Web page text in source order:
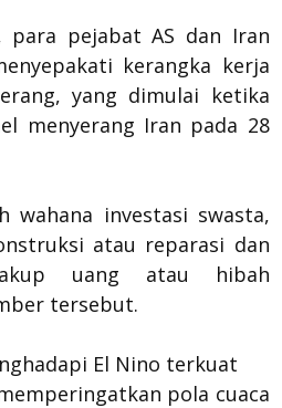
para pejabat AS dan Iran
kerangka kerja
yang dimulai ketika
menyerang Iran pada 28
wahana investasi swasta,
atau reparasi dan
uang atau hibah
tersebut.
El Nino terkuat
pola cuaca